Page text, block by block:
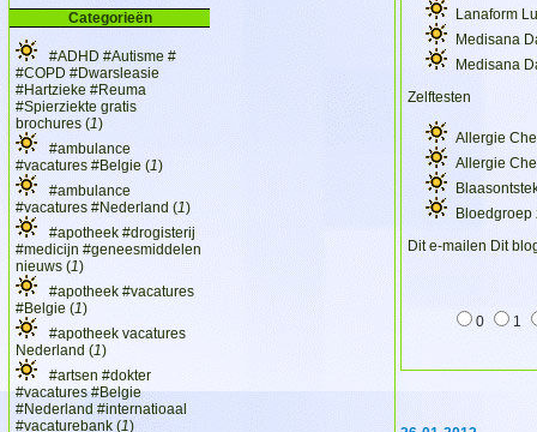
Categorieën
#ADHD #Autisme #
#COPD #Dwarsleasie
#Hartzieke #Reuma
#Spierziekte gratis
brochures (1)
#ambulance
#vacatures #Belgie (1)
#ambulance
#vacatures #Nederland (1)
#apotheek #drogisterij
#medicijn #geneesmiddelen
nieuws (1)
#apotheek #vacatures
#Belgie (1)
#apotheek vacatures
Nederland (1)
#artsen #dokter
#vacatures #Belgie
#Nederland #internatioaal
#vacaturebank (1)
Lanaform
Medisana
Medisana
Zelftesten
Allergie
Allergie
Bloedgroep
Dit e-mailen Dit
0 1